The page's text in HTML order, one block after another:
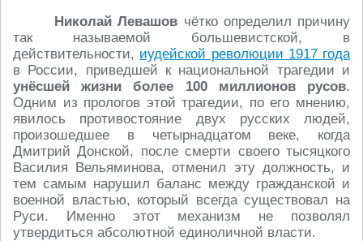
Николай Левашов чётко определил причину
так называемой большевистской, в
действительности, иудейской революции 1917 года
в России, приведшей к национальной трагедии и
унёсшей жизни более 100 миллионов русов.
Одним из прологов этой трагедии, по его мнению,
явилось противостояние двух русских людей,
произошедшее в четырнадцатом веке, когда
Дмитрий Донской, после смерти своего тысяцкого
Василия Вельяминова, отменил эту должность, и
тем самым нарушил баланс между гражданской и
военной властью, который всегда существовал на
Руси. Именно этот механизм не позволял
утвердиться абсолютной единоличной власти.